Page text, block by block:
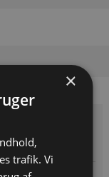
×
trafik. Vi